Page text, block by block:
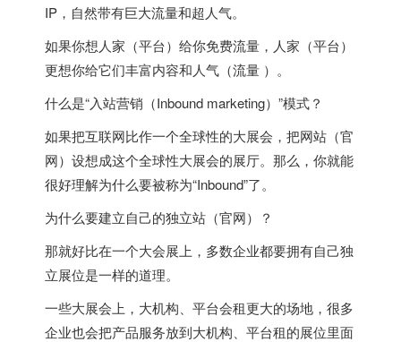
IP，自然带有巨大流量和超人气。
如果你想人家（平台）给你免费流量，人家（平台）
更想你给它们丰富内容和人气（流量 ）。
什么是“入站营销（Inbound marketing）”模式？
如果把互联网比作一个全球性的大展会，把网站（官
网）设想成这个全球性大展会的展厅。那么，你就能
很好理解为什么要被称为“Inbound”了。
为什么要建立自己的独立站（官网）？
那就好比在一个大会展上，多数企业都要拥有自己独
立展位是一样的道理。
一些大展会上，大机构、平台会租更大的场地，很多
企业也会把产品服务放到大机构、平台租的展位里面